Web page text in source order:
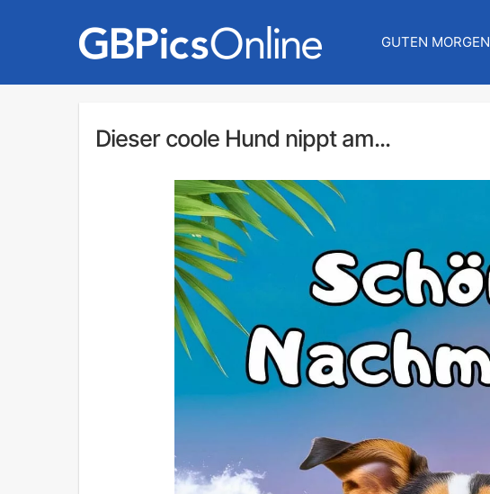
GUTEN MORGEN
Dieser coole Hund nippt am...